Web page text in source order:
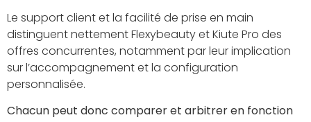
Le support client et la facilité de prise en main
distinguent nettement Flexybeauty et Kiute Pro des
offres concurrentes, notamment par leur implication
sur l’accompagnement et la configuration
personnalisée.
Chacun peut donc comparer et arbitrer en fonction